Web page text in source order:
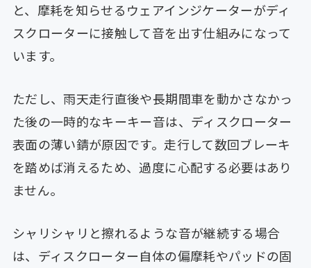
と、摩耗を知らせるウェアインジケーターがディ
スクローターに接触して音を出す仕組みになって
います。
ただし、雨天走行直後や長期間車を動かさなかっ
た後の一時的なキーキー音は、ディスクローター
表面の薄い錆が原因です。走行して数回ブレーキ
を踏めば消えるため、過度に心配する必要はあり
ません。
シャリシャリと擦れるような音が継続する場合
は、ディスクローター自体の偏摩耗やパッドの固